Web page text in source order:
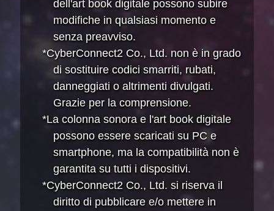
dell'art book digitale possono subire
modifiche in qualsiasi momento e
senza preavviso.
*CyberConnect2 Co., Ltd. non è in grado
di sostituire codici smarriti, rubati,
danneggiati o altrimenti divulgati.
Grazie per la comprensione.
*La colonna sonora e l'art book digitale
possono essere scaricati su PC e
smartphone, ma la compatibilità non è
garantita su tutti i dispositivi.
*CyberConnect2 Co., Ltd. si riserva il
diritto di pubblicare e/o mettere in